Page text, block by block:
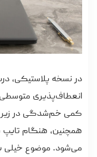
در نسخه پلاستیکی،
انعطاف‌پذیری متوسطی
کمی خم‌شدگی در زیر
همچنین، هنگام
می‌شود. موضوع خیلی